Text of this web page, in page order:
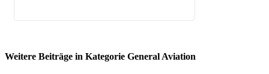
Weitere Beiträge in Kategorie General Aviation